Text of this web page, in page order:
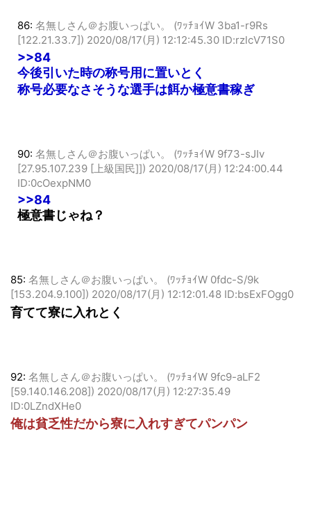
86:名無しさん＠お腹いっぱい。 (ﾜｯﾁｮｲW 3ba1-r9Rs
[122.21.33.7])
>>84
今後引いた時の称号用に置いとく
90:名無しさん＠お腹いっぱい。 (ﾜｯﾁｮｲW 9f73-sJIv
[27.95.107.239 [上級国民]])
ID:0cOexpNM0
>>84
85:名無しさん＠お腹いっぱい。 (ﾜｯﾁｮｲW 0fdc-S/9k
[153.204.9.100]) 2020/08/17(月) 12:12:01.48 ID:bsExFOgg0
92:名無しさん＠お腹いっぱい。 (ﾜｯﾁｮｲW 9fc9-aLF2
[59.140.146.208])
ID:0LZndXHe0